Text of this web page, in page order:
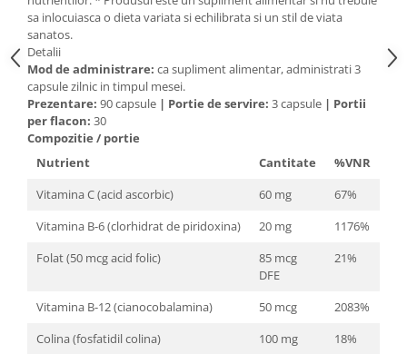
Cătină
Chlorella
Colina
Electroliti
Produse Apicole
Cacao
sa inlocuiasca o dieta variata si echilibrata si un stil de viata
sanatos.
Detalii
Mod de administrare: ca supliment alimentar, administrati 3
capsule zilnic in timpul mesei.
Prezentare: 90 capsule | Portie de servire: 3 capsule | Portii
per flacon: 30
Compozitie / portie
Nutrient
Cantitate
%VNR
Vitamina C (acid ascorbic)
60 mg
67%
Vitamina B-6 (clorhidrat de piridoxina)
20 mg
1176%
Folat (50 mcg acid folic)
85 mcg
DFE
21%
Vitamina B-12 (cianocobalamina) 50 mcg
2083%
Colina (fosfatidil colina)
100 mg
18%